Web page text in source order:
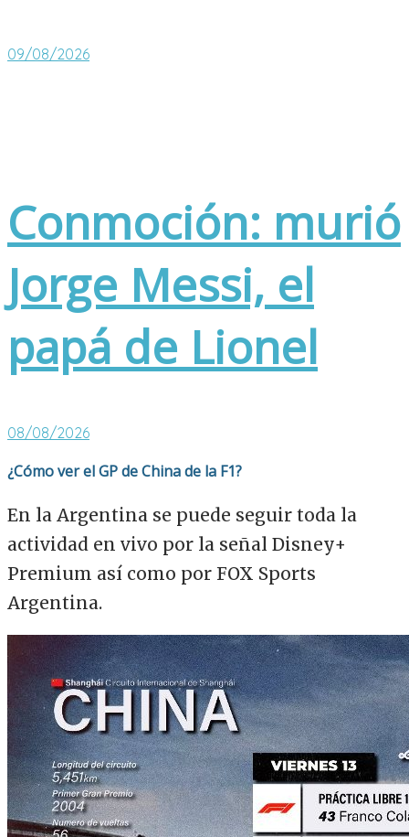
09/08/2026
Conmoción: murió
Jorge Messi, el
papá de Lionel
08/08/2026
¿Cómo ver el GP de China de la F1?
En la Argentina se puede seguir toda la
actividad en vivo por la señal Disney+
Premium así como por FOX Sports
Argentina.